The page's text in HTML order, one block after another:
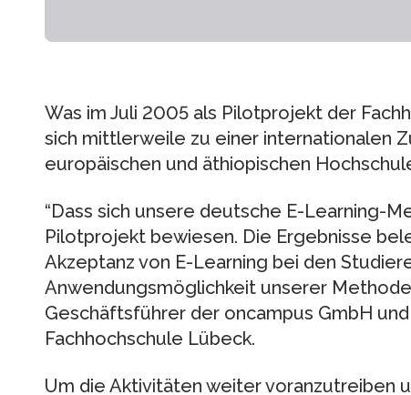
Was im Juli 2005 als Pilotprojekt der
sich mittlerweile zu einer internationalen
europäischen und äthiopischen
“Dass sich unsere deutsche E-Learning-
Pilotprojekt bewiesen. Die Ergebnisse
Akzeptanz von E-Learning bei den
Anwendungsmöglichkeit unserer
Geschäftsführer der oncampus GmbH
Fachhochschule Lübeck.
Um die Aktivitäten weiter voranzutreiben